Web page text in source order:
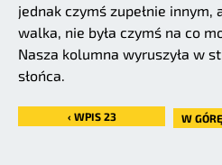
jednak czymś zupełnie innym,
walka, nie była czymś na co
Nasza kolumna wyruszyła w
słońca.
‹ WPIS 23 W GÓRĘ